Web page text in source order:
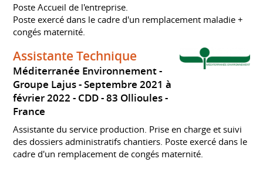
Poste Accueil de l'entreprise.
Poste exercé dans le cadre d'un remplacement maladie +
congés maternité.
Assistante Technique
Méditerranée Environnement -
Groupe Lajus
Septembre 2021 à
février 2022 CDD
83 Ollioules
France
Assistante du service production. Prise en charge et suivi
des dossiers administratifs chantiers. Poste exercé dans le
cadre d'un remplacement de congés maternité.